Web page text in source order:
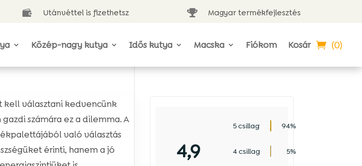
 Utánvéttel is fizethetsz  Magyar termékfejlesztés
Közép-nagy kutya Idős kutya Macska Fiókom Kosár (0)
kell választani kedvencünk
számára ez a dilemma. A
való választás
érinti, hanem a jó
4,9
5 csillag 94%
4 csillag 5%